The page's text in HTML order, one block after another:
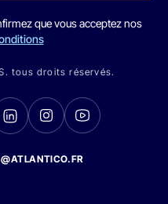
que vous acceptez nos
tous droits réservés.